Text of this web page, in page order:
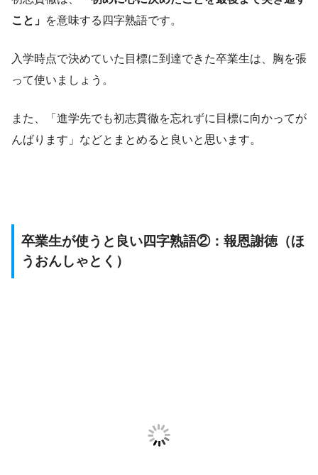
こと」 を意味する四字熟語です。
入学時点で決めていた目標に到達できた卒業生は、胸を張
って使いましょう。
また、「進学先でも初志貫徹を忘れずに目標に向かってが
んばります」などとまとめると良いと思います。
卒業生が使うと良い四字熟語②：報恩謝徳（ほ
うおんしゃとく）